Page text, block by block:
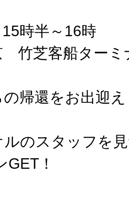
時半～16時
竹芝客船ターミ
帰還をお出迎
ルのスタッフを
！